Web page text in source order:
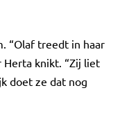
“Olaf treedt in haar
knikt. “Zij liet
doet ze dat nog